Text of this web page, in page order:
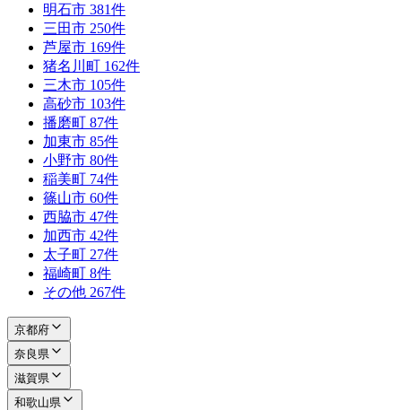
明石市 381件
三田市 250件
芦屋市 169件
猪名川町 162件
三木市 105件
高砂市 103件
播磨町 87件
加東市 85件
小野市 80件
稲美町 74件
篠山市 60件
西脇市 47件
加西市 42件
太子町 27件
福崎町 8件
その他 267件
京都府
奈良県
滋賀県
和歌山県